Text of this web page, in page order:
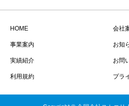
HOME 会社
事業案内 お知
実績紹介 お問
利用規約 プラ